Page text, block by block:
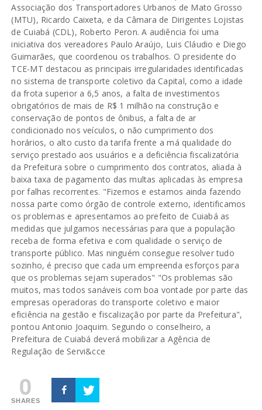
Associação dos Transportadores Urbanos de Mato Grosso
(MTU), Ricardo Caixeta, e da Câmara de Dirigentes Lojistas
de Cuiabá (CDL), Roberto Peron. A audiência foi uma
iniciativa dos vereadores Paulo Araújo, Luis Cláudio e Diego
Guimarães, que coordenou os trabalhos. O presidente do
TCE-MT destacou as principais irregularidades identificadas
no sistema de transporte coletivo da Capital, como a idade
da frota superior a 6,5 anos, a falta de investimentos
obrigatórios de mais de R$ 1 milhão na construção e
conservação de pontos de ônibus, a falta de ar
condicionado nos veículos, o não cumprimento dos
horários, o alto custo da tarifa frente a má qualidade do
serviço prestado aos usuários e a deficiência fiscalizatória
da Prefeitura sobre o cumprimento dos contratos, aliada à
baixa taxa de pagamento das multas aplicadas às empresa
por falhas recorrentes. "Fizemos e estamos ainda fazendo
nossa parte como órgão de controle externo, identificamos
os problemas e apresentamos ao prefeito de Cuiabá as
medidas que julgamos necessárias para que a população
receba de forma efetiva e com qualidade o serviço de
transporte público. Mas ninguém consegue resolver tudo
sozinho, é preciso que cada um empreenda esforços para
que os problemas sejam superados" "Os problemas são
muitos, mas todos sanáveis com boa vontade por parte das
empresas operadoras do transporte coletivo e maior
eficiência na gestão e fiscalização por parte da Prefeitura",
pontou Antonio Joaquim. Segundo o conselheiro, a
Prefeitura de Cuiabá deverá mobilizar a Agência de
Regulação de Servi&cce
0
SHARES